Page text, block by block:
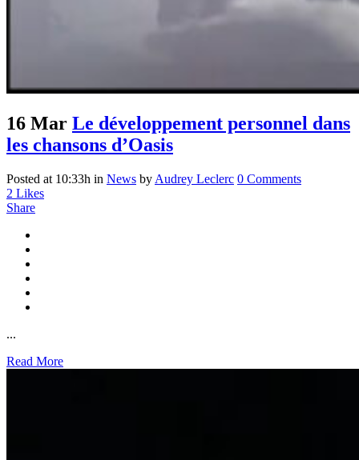
16 Mar Le développement personnel dans
les chansons d’Oasis
Posted at 10:33h in News by Audrey Leclerc 0 Comments
2 Likes
Share
...
Read More